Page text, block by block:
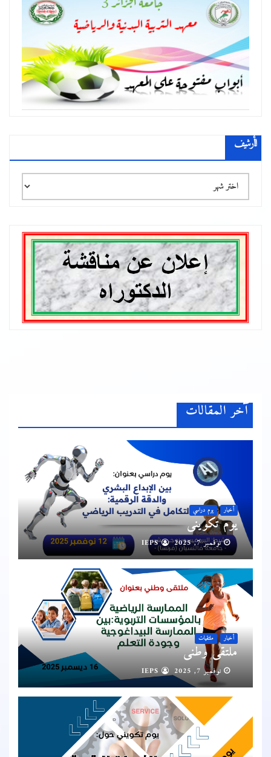
الأرشيف
الأرشيف
آخر المقالات
أخبار يوم دراسي
يوم تكويني
نوفمبر 7, 2025 IEPS
أخبار ملتقيات
ملتقى وطني
نوفمبر 7, 2025